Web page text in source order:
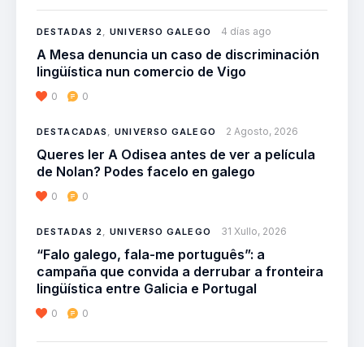
DESTADAS 2,UNIVERSO GALEGO 4 días ago
A Mesa denuncia un caso de discriminación
lingüística nun comercio de Vigo
0 0
DESTACADAS ,UNIVERSO GALEGO 2 Agosto, 2026
Queres ler A Odisea antes de ver a película
de Nolan? Podes facelo en galego
0 0
DESTADAS 2,UNIVERSO GALEGO 31 Xullo, 2026
“Falo galego, fala-me português”: a
campaña que convida a derrubar a fronteira
lingüística entre Galicia e Portugal
0 0